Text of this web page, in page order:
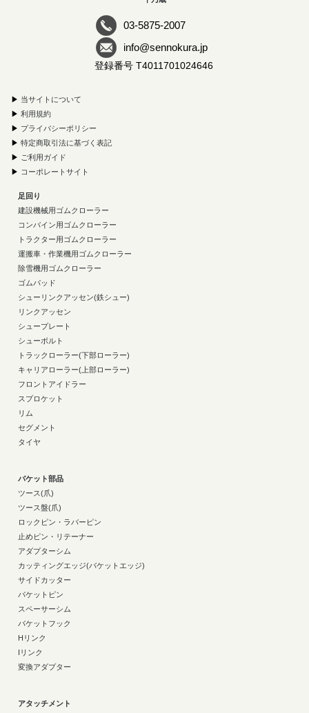
03-5875-2007
info@sennokura.jp
登録番号 T4011701024646
▶ 当サイトについて
▶ 利用規約
▶ プライバシーポリシー
▶ 特定商取引法に基づく表記
▶ ご利用ガイド
▶ コーポレートサイト
足回り
建設機械用ゴムクローラー
コンバイン用ゴムクローラー
トラクター用ゴムクローラー
運搬車・作業機用ゴムクローラー
除雪機用ゴムクローラー
ゴムパッド
シューリンクアッセン(鉄シュー)
リンクアッセン
シュープレート
シューボルト
トラックローラー(下部ローラー)
キャリアローラー(上部ローラー)
フロントアイドラー
スプロケット
リム
セグメント
タイヤ
バケット部品
ツース(爪)
ツース盤(爪)
ロックピン・ラバーピン
止めピン・リテーナー
アダプターシム
カッティングエッジ(バケットエッジ)
サイドカッター
バケットピン
スペーサーシム
バケットフック
Hリンク
Iリンク
変換アダプター
アタッチメント